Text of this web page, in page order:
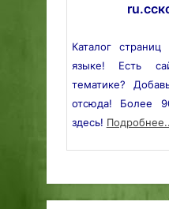
Каталог
языке! Есть
тематике?
отсюда! Более
здесь!